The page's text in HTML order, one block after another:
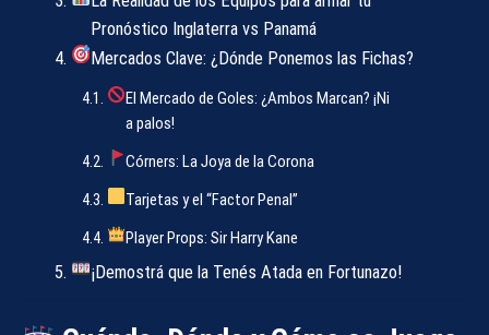
Pronóstico Inglaterra vs Panamá
Mercados Clave: ¿Dónde Ponemos las Fichas?
El Mercado de Goles: ¿Ambos Marcan? ¡Ni
a palos!
Córners: La Joya de la Corona
Tarjetas y el “Factor Penal”
Player Props: Sir Harry Kane
¡Demostrá que la Tenés Atada en Fortunazo!